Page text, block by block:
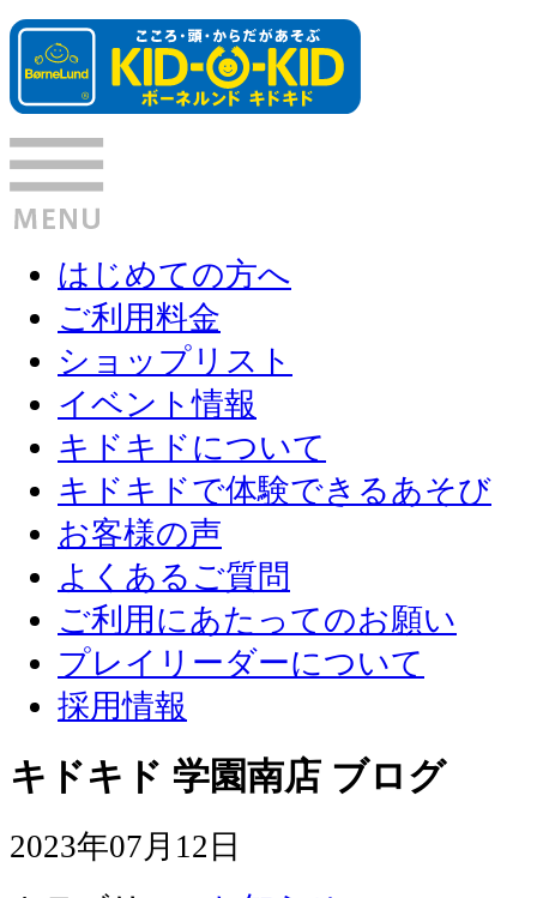
はじめての方へ
ご利用料金
ショップリスト
イベント情報
キドキドについて
キドキドで体験できるあそび
お客様の声
よくあるご質問
ご利用にあたってのお願い
プレイリーダーについて
採用情報
キドキド 学園南店 ブログ
2023年07月12日